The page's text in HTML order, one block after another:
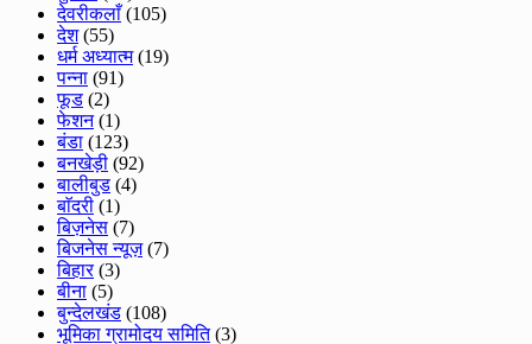
देवरीकलाँ(105)
देश(55)
धर्म अध्यात्म(19)
पन्ना (91)
फूड (2)
फेशन(1)
बंडा (123)
बनखेड़ी (92)
बालीबुड (4)
बाॅदरी (1)
बिज़नेस (7)
बिजनेस न्यूज़(7)
बिहार(3)
बीना (5)
बुन्देलखंड (108)
भूमिका ग्रामोदय समिति(3)